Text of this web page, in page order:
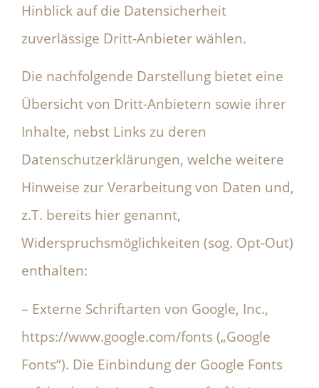
Hinblick auf die Datensicherheit
zuverlässige Dritt-Anbieter wählen.
Die nachfolgende Darstellung bietet eine
Übersicht von Dritt-Anbietern sowie ihrer
Inhalte, nebst Links zu deren
Datenschutzerklärungen, welche weitere
Hinweise zur Verarbeitung von Daten und,
z.T. bereits hier genannt,
Widerspruchsmöglichkeiten (sog. Opt-Out)
enthalten:
– Externe Schriftarten von Google, Inc.,
https://www.google.com/fonts („Google
Fonts“). Die Einbindung der Google Fonts